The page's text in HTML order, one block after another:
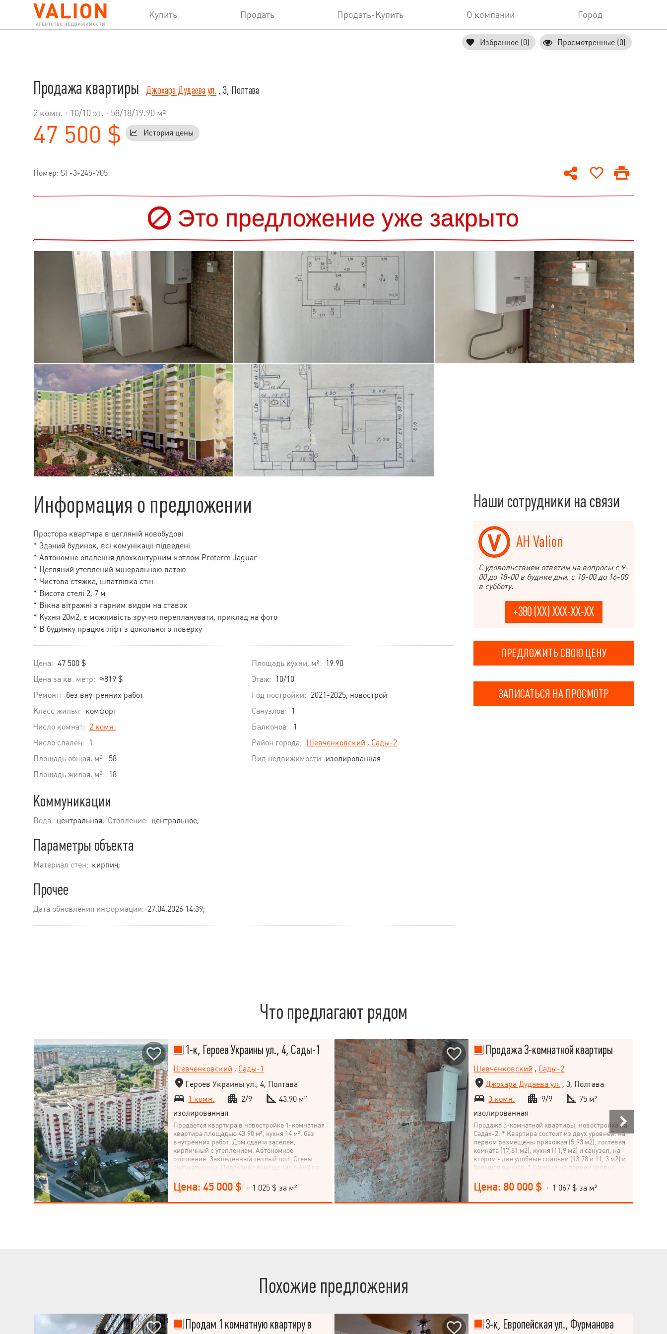
Купить Продать Продать-Купить О компании Город
Избранное (0) Просмотренные (0)
Продажа квартиры Джохара Дудаева ул. , 3, Полтава
2 комн. · 10/10 эт. · 58/18/19.90 м²
47 500 $ История цены
Номер: SF-3-245-705
Это предложение уже закрыто
Информация о предложении
Простора квартира в цегляній новобудові
* Зданий будинок, всі комунікаціі підведені
* Автономне опалення двохконтурним котлом Proterm Jaguar
* Цегляний утеплений мінеральною ватою
* Чистова стяжка, шпатлівка стін
* Висота стелі 2, 7 м
* Вікна вітражні з гарним видом на ставок
* Кухня 20м2, є можливість зручно перепланувати, приклад на фото
* В будинку працює ліфт з цокольного поверху
Цена: 47 500 $
Цена за кв. метр: ≈819 $
Ремонт: без внутренних работ
Класс жилья: комфорт
Число комнат: 2 комн.
Число спален:
1
Площадь общая, м²: 58
Площадь жилая, м²:
18
Площадь кухни, м²:
19.90
Этаж:
10/10
Год постройки: 2021-2025, новострой
Санузлов:
1
Балконов:
1
Район города: Шевченковский , Сады-2
Вид недвижимости изолированная
Коммуникации
Вода: центральная; Отопление: центральное;
Параметры объекта
Материал стен: кирпич;
Прочее
Дата обновления информации: 27.04.2026 14:39;
Наши сотрудники на связи
АН Valion
С удовольствием ответим на вопросы с 9-
00 до 18-00 в будние дни, с 10-00 до 16-00
в субботу.
+380 (XX) XXX-XX-XX
ПРЕДЛОЖИТЬ СВОЮ ЦЕНУ
ЗАПИСАТЬСЯ НА ПРОСМОТР
Что предлагают рядом
1-к, Героев Украины ул., 4, Сады-1
Шевченковский , Сады-1
Героев Украины ул., 4, Полтава
1 комн.
2/9
43.90 м²
изолированная
Продается квартира в новостройке 1-комнатная
квартира площадью 43.90 м², кухня 14 м². без
внутренних работ. Дом сдан и заселен,
кирпичный с утеплением. Автономное
отопление. Закледенный теплый пол. Стены
оштукатурены. Подсобное помещение 8.6м2 на
вся инфраструктура в пешей доступности
Цена: 45 000 $ · 1 025 $ за м²
Продажа 3-комнатной квартиры
Шевченковский , Сады-2
Джохара Дудаева ул. , 3, Полтава
3 комн.
9/9
75 м²
изолированная
Продажа 3-комнатной квартиры, новостройка на
Садах-2. * Квартира состоит из двух уровней: на
первом размещены прихожая (5,93 м2), гостевая
комната (17,81 м2), кухня (11,9 м2) и санузел, на
втором - две удобные спальни (13,78 и 11, 3 м2) и
большая ванная. * Санузел на первом уровне
Общая площадь: 75,41 метра. * Квартира на
девятом и десятом этажах уже сданного дома
(сдан в 2023 г.), все документы оформлены. * В
Цена: 80 000 $ · 1 067 $ за м²
Похожие предложения
Продам 1 комнатную квартиру в
3-к, Европейская ул., Фурманова